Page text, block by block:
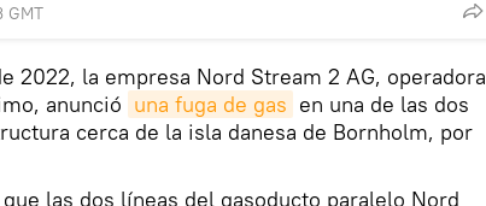
GMT
2022, la empresa Nord Stream 2 AG, operadora
anunció una fuga de gas en una de las dos
cerca de la isla danesa de Bornholm, por
las dos líneas del gasoducto paralelo Nord